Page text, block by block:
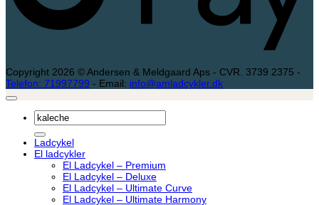
Copyright 2026 © Andersen & Meldgaard Aps - CVR. 3739 2375 -
Telefon: 71997799 - Email: info@amladcykler.dk
Søg
efter:
Ladcykel
El ladcykler
El Ladcykel – Premium
El Ladcykel – Deluxe
El Ladcykel – Ultimate Curve
El Ladcykel – Ultimate Harmony